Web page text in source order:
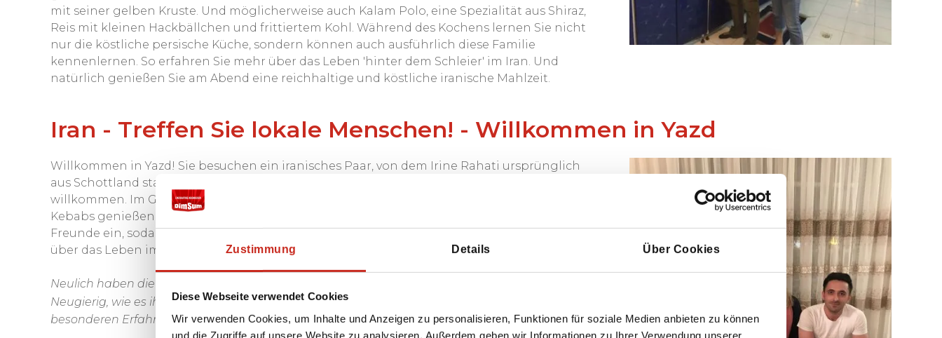
Zustimmung Details Über Cookies
Diese Webseite verwendet Cookies
Wir verwenden Cookies, um Inhalte und Anzeigen zu personalisieren, Funktionen für soziale Medien anbieten zu können
und die Zugriffe auf unsere Website zu analysieren. Außerdem geben wir Informationen zu Ihrer Verwendung unserer
mit seiner gelben Kruste. Und möglicherweise auch Kalam Polo, eine Spezialität aus Shiraz,
Reis mit kleinen Hackbällchen und frittiertem Kohl. Während des Kochens lernen Sie nicht
nur die köstliche persische Küche, sondern können auch ausführlich diese Familie
kennenlernen. So erfahren Sie mehr über das Leben 'hinter dem Schleier' im Iran. Und
natürlich genießen Sie am Abend eine reichhaltige und köstliche iranische Mahlzeit.
Iran - Treffen Sie lokale Menschen! - Willkommen in Yazd
Willkommen in Yazd! Sie besuchen ein iranisches Paar, von dem Irine Rahati ursprünglich
aus Schottland stammt. Sie heißen Sie in ihrem schönen Haus mit großem Garten
willkommen. Im Garten wird abends ein Grillfeuer entfacht, und Sie können verschiedene
Kebabs genießen. Selbstverständlich sind auch vegetarische Gerichte möglich. Oft laden sie
Freunde ein, sodass Sie eine ganze Gesellschaft aus Yazd kennenlernen können und mehr
über das Leben im Iran erfahren.
Neulich haben die Kolleginnen Rosalie und Sarah Irine und ihre Familie kennengelernt.
Neugierig, wie es ihnen ergangen ist? Inihrem Reisebericht
besonderen Erfahrung.